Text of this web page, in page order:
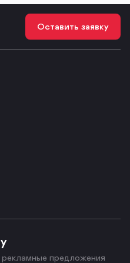
Оставить заявку
предложения